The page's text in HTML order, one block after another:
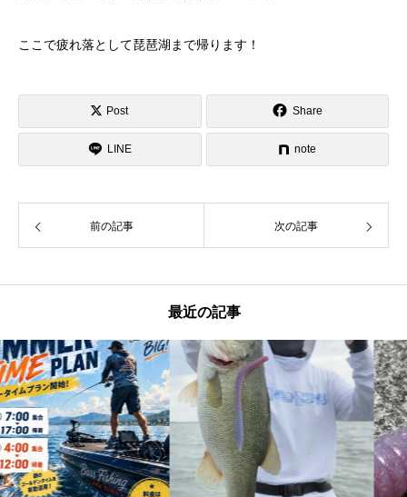
ここで疲れ落として琵琶湖まで帰ります！
Post Share
LINE note
前の記事 次の記事
最近の記事